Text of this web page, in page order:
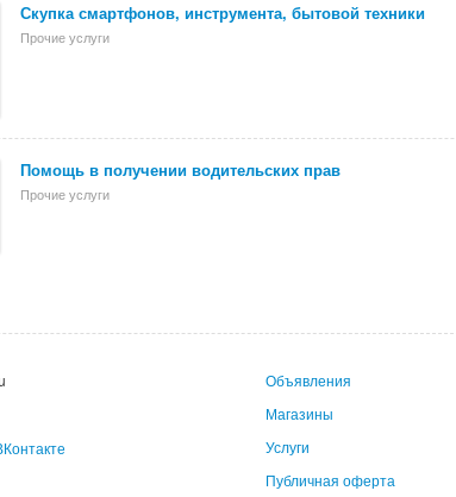
Скупка смартфонов, инструмента, бытовой техники
Прочие услуги
Помощь в получении водительских прав
Прочие услуги
Объявления
Магазины
Услуги
Публичная оферта